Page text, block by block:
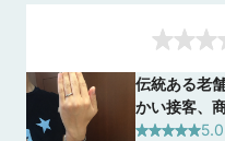
伝統ある老
かい接客、
形や質感等5.0